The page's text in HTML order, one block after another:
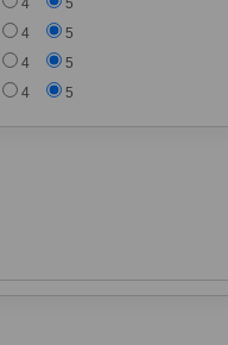
4 5
4 5
4 5
4 5